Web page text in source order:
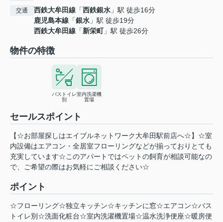
交通 西鉄大牟田線 「西鉄銀水 」駅 徒歩16分
鹿児島本線 「銀水 」駅 徒歩19分
西鉄大牟田線 「新栄町」駅 徒歩26分
物件の特徴
バストイレ
別
室内洗濯機
置場
セールスポイント
【☆お部屋探しはエイブルネットワーク大牟田駅前店へ☆】☆室
内設備はエアコン・全居室フローリングなどが揃っておりとても
充実しています☆このアパートではペットの飼育が相談可能なの
で、ご希望の際はお気軽にご相談ください☆
ポイント
☆フローリング☆独立キッチン☆キッチンに窓☆エアコン☆バス
トイレ別☆洗面化粧台☆室内洗濯機置場☆温水洗浄便座☆暖房便